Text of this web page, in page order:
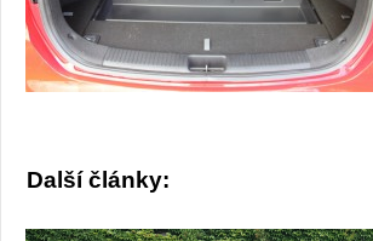
Další články: